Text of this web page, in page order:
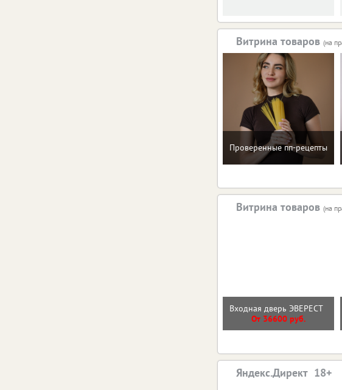
Витрина товаров (на
Проверенные пп-рецепты
Витрина товаров (на
Входная дверь ЭВЕРЕСТ
От 36600 руб.
Яндекс.Директ